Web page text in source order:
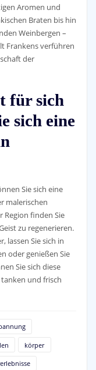
Aromen und
Braten bis hin
Weinbergen –
Frankens verführen
der
für sich
sich eine
Sie sich eine
malerischen
Region finden Sie
zu regenerieren.
lassen Sie sich in
oder genießen Sie
Sie sich diese
und frisch
körper